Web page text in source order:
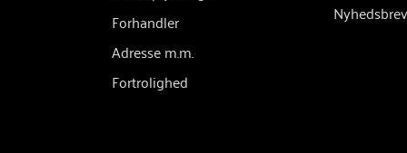
Forhandler
Adresse m.m.
Fortrolighed
Nyhedsbrev